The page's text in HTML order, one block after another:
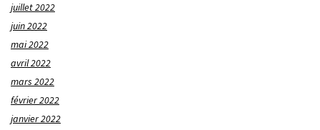
juillet 2022
juin 2022
mai 2022
avril 2022
mars 2022
février 2022
janvier 2022